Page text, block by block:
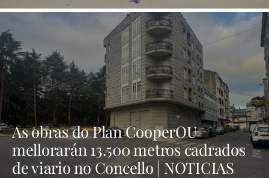
As obras do Plan CooperOU
mellorarán 13.500 metros cadrados
de viario no Concello | NOTICIAS